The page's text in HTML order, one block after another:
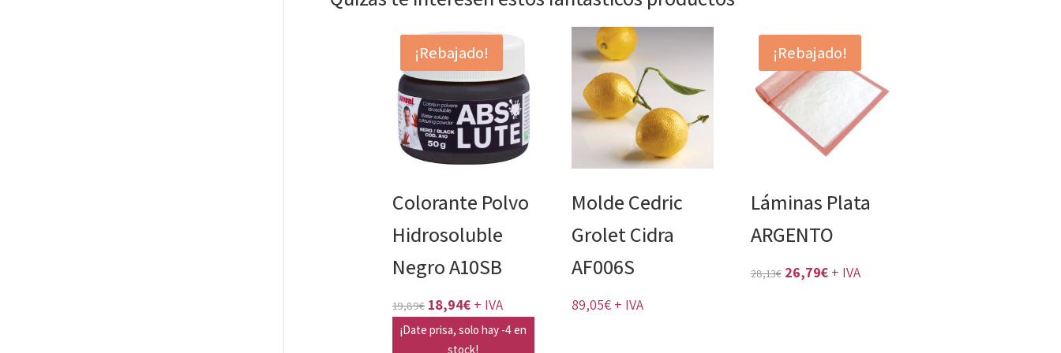
¡Rebajado!
Colorante Polvo
Hidrosoluble
Negro A10SB
19,89€ El
precio
18,94€El
precio
+ IVA
¡Date prisa, solo hay -4 en
stock!
Molde Cedric
Grolet Cidra
AF006S
89,05€ + IVA
¡Rebajado!
Láminas Plata
ARGENTO
28,13€ El
26,79€El+ IVA